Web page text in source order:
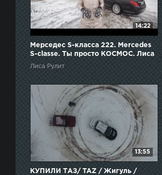
14:22
Мерседес S-класса 222. Mercedes
S-classe. Ты просто КОСМОС. Лиса
рулит
Лиса Рулит
13:55
КУПИЛИ ТАЗ/ TAZ / Жигуль /